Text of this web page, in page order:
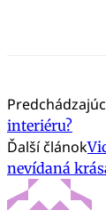
interiéru?
Ďalší článok
nevídaná